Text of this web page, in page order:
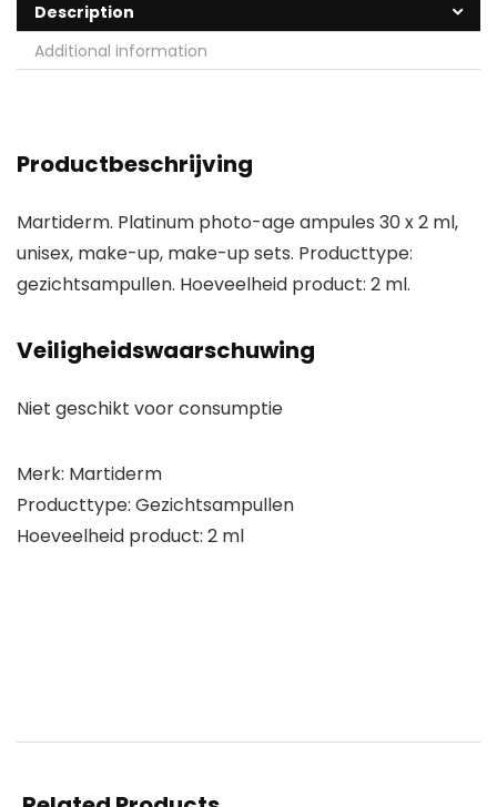
Description
Additional information
Productbeschrijving
Martiderm. Platinum photo-age ampules 30 x 2 ml,
unisex, make-up, make-up sets. Producttype:
gezichtsampullen. Hoeveelheid product: 2 ml.
Veiligheidswaarschuwing
Niet geschikt voor consumptie
Merk: Martiderm
Producttype: Gezichtsampullen
Hoeveelheid product: 2 ml